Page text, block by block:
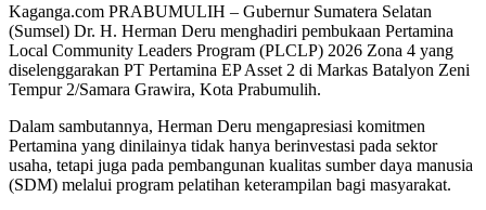
Kaganga.com PRABUMULIH – Gubernur Sumatera Selatan
(Sumsel) Dr. H. Herman Deru menghadiri pembukaan Pertamina
Local Community Leaders Program (PLCLP) 2026 Zona 4 yang
diselenggarakan PT Pertamina EP Asset 2 di Markas Batalyon Zeni
Tempur 2/Samara Grawira, Kota Prabumulih.
Dalam sambutannya, Herman Deru mengapresiasi komitmen
Pertamina yang dinilainya tidak hanya berinvestasi pada sektor
usaha, tetapi juga pada pembangunan kualitas sumber daya manusia
(SDM) melalui program pelatihan keterampilan bagi masyarakat.